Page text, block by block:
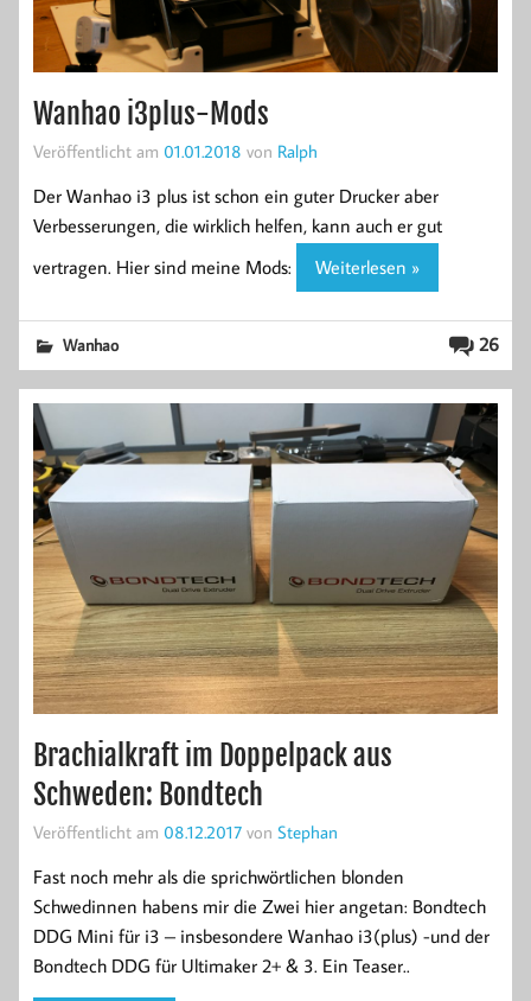
Wanhao i3plus-Mods
Veröffentlicht am 01.01.2018 von Ralph
Der Wanhao i3 plus ist schon ein guter Drucker aber
Verbesserungen, die wirklich helfen, kann auch er gut
vertragen. Hier sind meine Mods:
Weiterlesen »
26
Wanhao
Brachialkraft im Doppelpack aus
Schweden: Bondtech
Veröffentlicht am 08.12.2017 von Stephan
Fast noch mehr als die sprichwörtlichen blonden
Schwedinnen habens mir die Zwei hier angetan: Bondtech
DDG Mini für i3 – insbesondere Wanhao i3(plus) -und der
Bondtech DDG für Ultimaker 2+ & 3. Ein Teaser..